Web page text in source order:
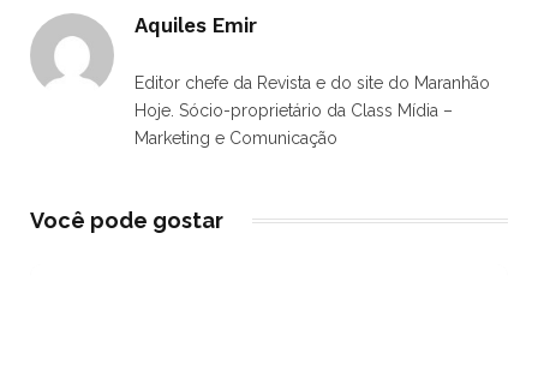
Aquiles Emir
Editor chefe da Revista e do site do Maranhão
Hoje. Sócio-proprietário da Class Mídia –
Marketing e Comunicação
Você pode gostar